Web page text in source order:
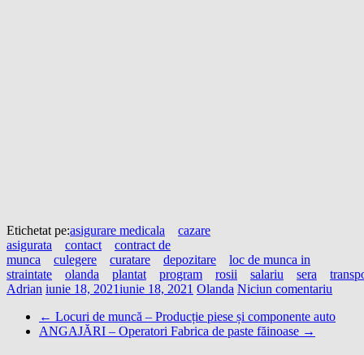
Etichetat pe:asigurare medicala
cazare
asigurata
contact
contract de
munca
culegere curatare depozitare
loc de munca in
straintate
olanda plantat program rosii salariu sera
Adrian iunie 18, 2021iunie 18, 2021 Olanda Niciun comentariu
← Locuri de muncă – Producție piese și componente auto
ANGAJĂRI – Operatori Fabrica de paste făinoase →